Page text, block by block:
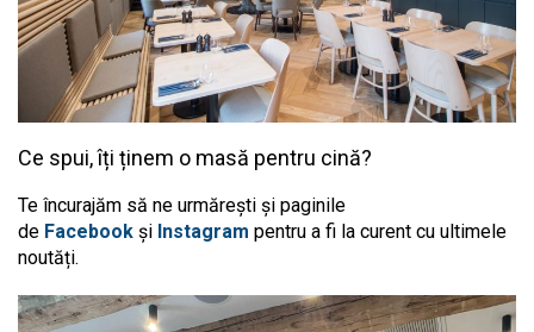
Ce spui, îți ținem o masă pentru cină?
Te încurajăm să ne urmărești și paginile
de Facebook și Instagram pentru a fi la curent cu ultimele
noutăți.